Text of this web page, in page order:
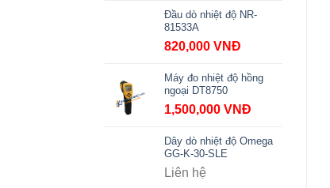
Đầu dò nhiệt độ NR-
81533A
820,000 VNĐ
Máy đo nhiệt độ hồng
ngoại DT8750
1,500,000 VNĐ
Dây dò nhiệt độ Omega
GG-K-30-SLE
Liên hệ